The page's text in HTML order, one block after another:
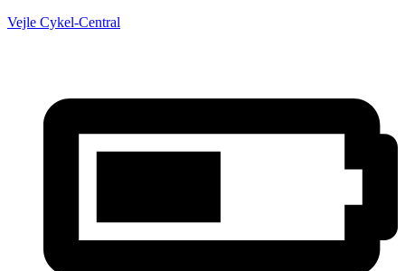
Vejle Cykel-Central